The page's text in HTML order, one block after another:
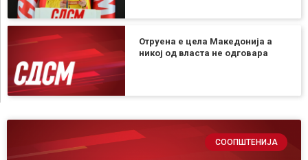
Отруена е цела Македонија а
никој од власта не одговара
СООПШТЕНИЈА